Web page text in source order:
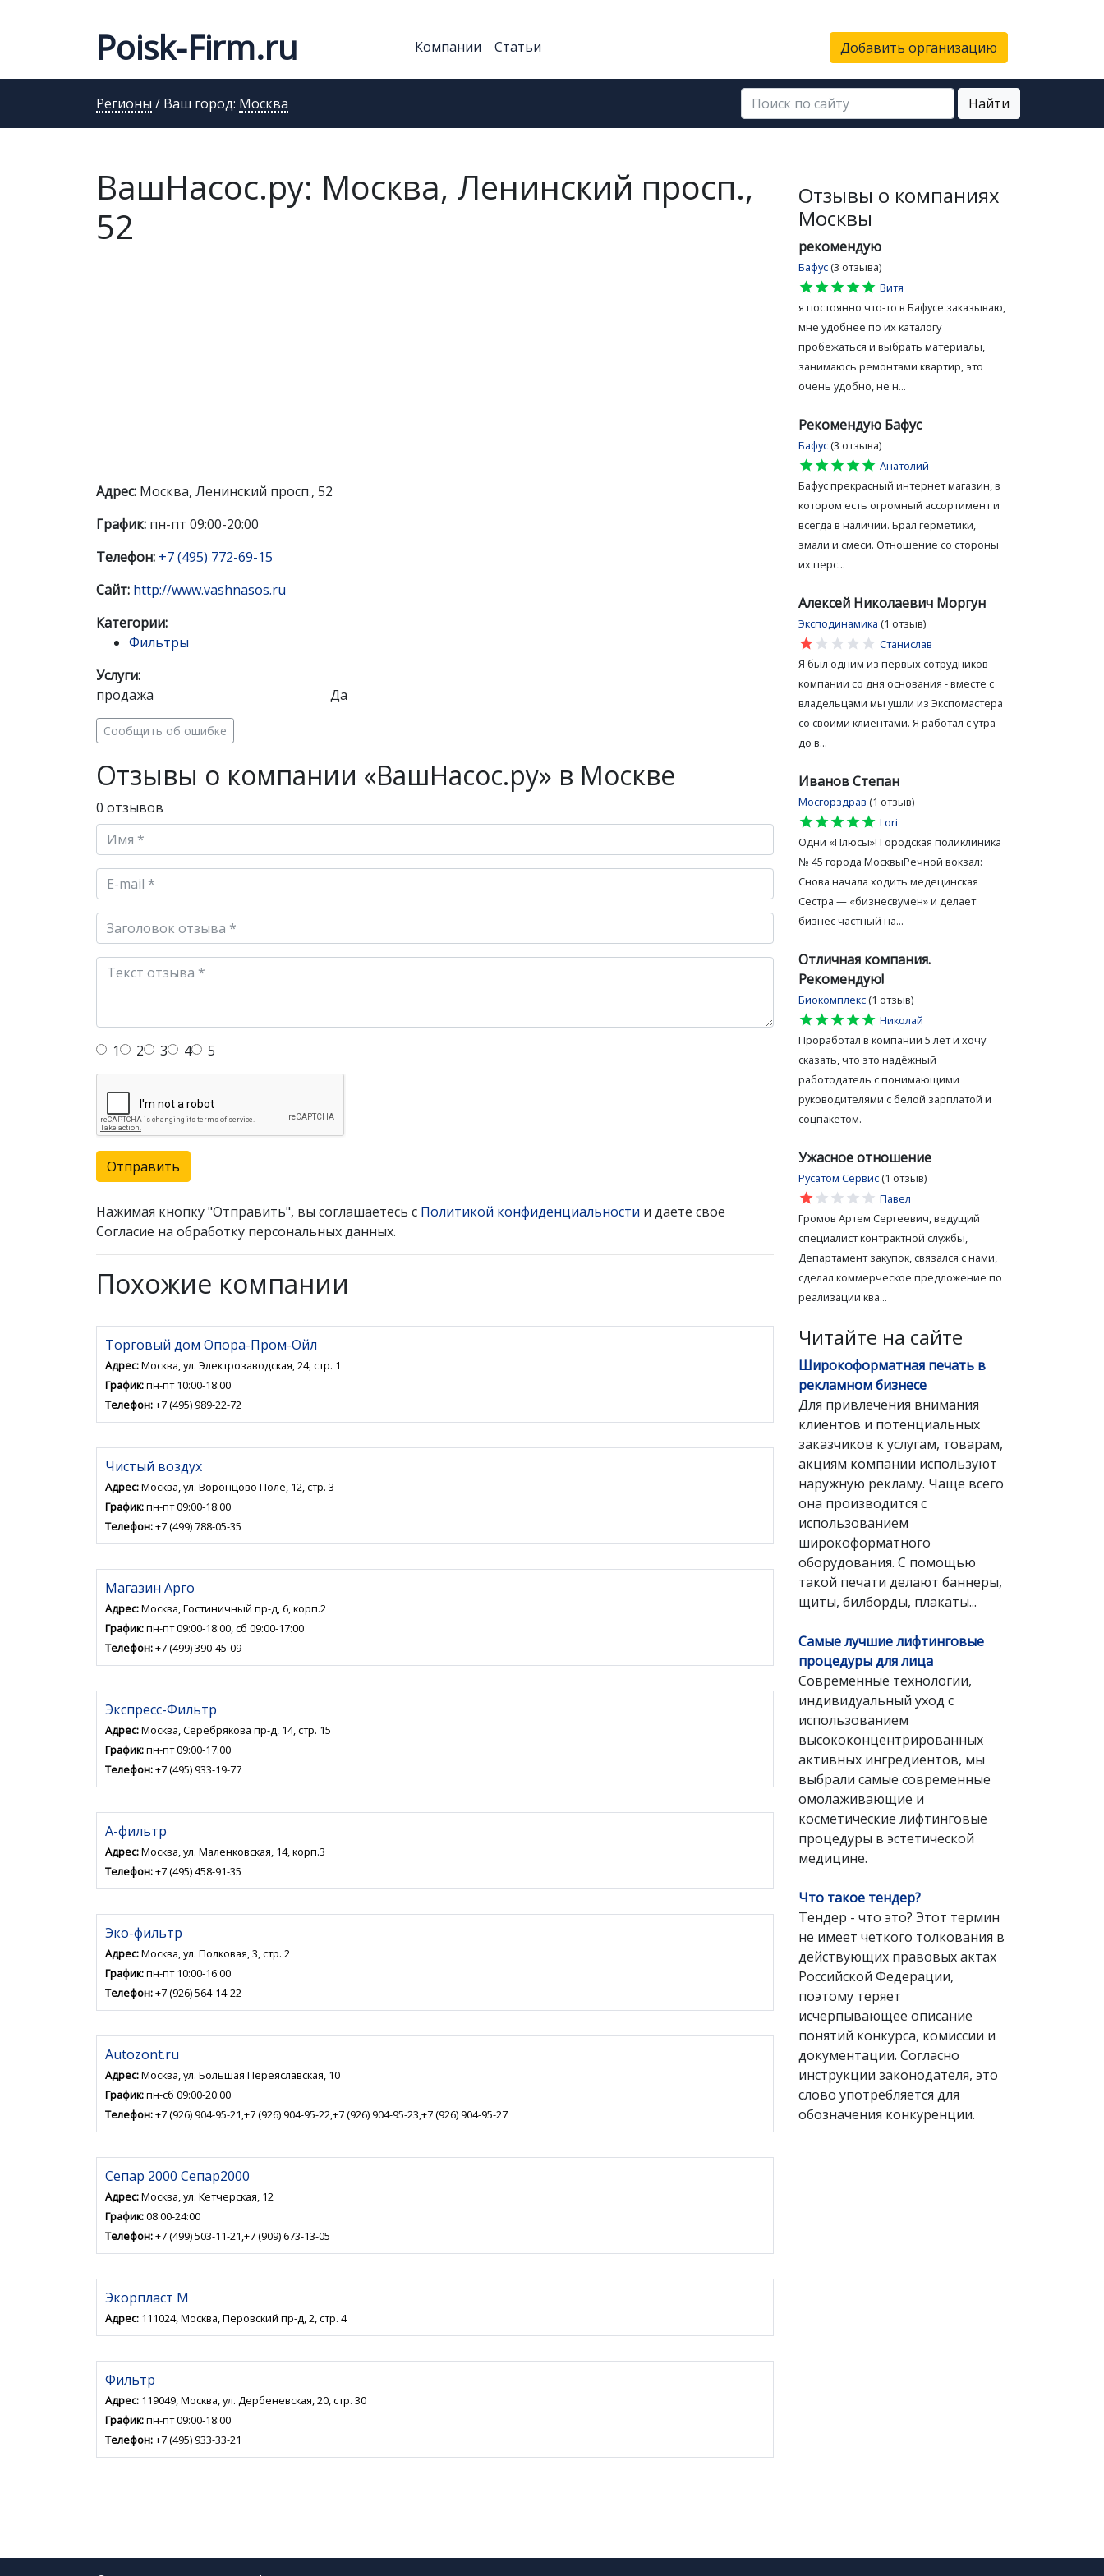
Poisk-Firm.ru Компании Статьи Добавить организацию
Регионы / Ваш город: Москва Найти
ВашНасос.ру: Москва, Ленинский просп.,
52
Адрес: Москва, Ленинский просп., 52
График: пн-пт 09:00-20:00
Телефон: +7 (495) 772-69-15
Сайт: http://www.vashnasos.ru
Категории:
Фильтры
Услуги:
продажа
Да
Сообщить об ошибке
Отзывы о компании «ВашНасос.ру» в Москве
0 отзывов
1 2 3 4 5
Отправить
Нажимая кнопку "Отправить", вы соглашаетесь с Политикой конфиденциальности и даете свое
Согласие на обработку персональных данных.
Похожие компании
Торговый дом Опора-Пром-Ойл
Адрес:Москва, ул. Электрозаводская, 24, стр. 1
График:пн-пт 10:00-18:00
Телефон:+7 (495) 989-22-72
Чистый воздух
Адрес:Москва, ул. Воронцово Поле, 12, стр. 3
График:пн-пт 09:00-18:00
Телефон:+7 (499) 788-05-35
Магазин Арго
Адрес:Москва, Гостиничный пр-д, 6, корп.2
График:пн-пт 09:00-18:00, сб 09:00-17:00
Телефон:+7 (499) 390-45-09
Экспресс-Фильтр
Адрес:Москва, Серебрякова пр-д, 14, стр. 15
График:пн-пт 09:00-17:00
Телефон:+7 (495) 933-19-77
А-фильтр
Адрес:Москва, ул. Маленковская, 14, корп.3
Телефон:+7 (495) 458-91-35
Эко-фильтр
Адрес:Москва, ул. Полковая, 3, стр. 2
График:пн-пт 10:00-16:00
Телефон:+7 (926) 564-14-22
Autozont.ru
Адрес:Москва, ул. Большая Переяславская, 10
График:пн-сб 09:00-20:00
Телефон:+7 (926) 904-95-21,+7 (926) 904-95-22,+7 (926) 904-95-23,+7 (926) 904-95-27
Сепар 2000 Сепар2000
Адрес:Москва, ул. Кетчерская, 12
График:08:00-24:00
Телефон:+7 (499) 503-11-21,+7 (909) 673-13-05
Экорпласт М
Адрес: 111024, Москва, Перовский пр-д, 2, стр. 4
Фильтр
Адрес: 119049, Москва, ул. Дербеневская, 20, стр. 30
График:пн-пт 09:00-18:00
Телефон:+7 (495) 933-33-21
Отзывы о компаниях
Москвы
рекомендую
Бафус (3 отзыва)
star
star
star
star
star
Витя
я постоянно что-то в Бафусе заказываю,
мне удобнее по их каталогу
пробежаться и выбрать материалы,
занимаюсь ремонтами квартир, это
очень удобно, не н...
Рекомендую Бафус
Бафус (3 отзыва)
star
star
star
star
star
Анатолий
Бафус прекрасный интернет магазин, в
котором есть огромный ассортимент и
всегда в наличии. Брал герметики,
эмали и смеси. Отношение со стороны
их перс...
Алексей Николаевич Моргун
Эксподинамика (1 отзыв)
star
star
star
star
star
Станислав
Я был одним из первых сотрудников
компании со дня основания - вместе с
владельцами мы ушли из Экспомастера
со своими клиентами. Я работал с утра
до в...
Иванов Степан
Мосгорздрав (1 отзыв)
star
star
star
star
star
Lori
Одни «Плюсы»! Городская поликлиника
№ 45 города МосквыРечной вокзал:
Снова начала ходить медецинская
Сестра — «бизнесвумен» и делает
бизнес частный на...
Отличная компания.
Рекомендую!
Биокомплекс (1 отзыв)
star
star
star
star
star
Николай
Проработал в компании 5 лет и хочу
сказать, что это надёжный
работодатель с понимающими
руководителями с белой зарплатой и
соцпакетом.
Ужасное отношение
Русатом Сервис (1 отзыв)
star
star
star
star
star
Павел
Громов Артем Сергеевич, ведущий
специалист контрактной службы,
Департамент закупок, связался с нами,
сделал коммерческое предложение по
реализации ква...
Читайте на сайте
Широкоформатная печать в
рекламном бизнесе
Для привлечения внимания
клиентов и потенциальных
заказчиков к услугам, товарам,
акциям компании используют
наружную рекламу. Чаще всего
она производится с
использованием
широкоформатного
оборудования. С помощью
такой печати делают баннеры,
щиты, билборды, плакаты...
Самые лучшие лифтинговые
процедуры для лица
Современные технологии,
индивидуальный уход с
использованием
высококонцентрированных
активных ингредиентов, мы
выбрали самые современные
омолаживающие и
косметические лифтинговые
процедуры в эстетической
медицине.
Что такое тендер?
Тендер - что это? Этот термин
не имеет четкого толкования в
действующих правовых актах
Российской Федерации,
поэтому теряет
исчерпывающее описание
понятий конкурса, комиссии и
документации. Согласно
инструкции законодателя, это
слово употребляется для
обозначения конкуренции.